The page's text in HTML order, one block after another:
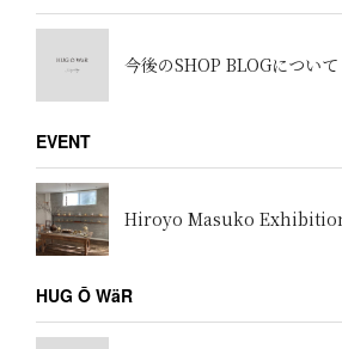
今後のSHOP BLOGについて
EVENT
Hiroyo Masuko
HUG Ō WäR